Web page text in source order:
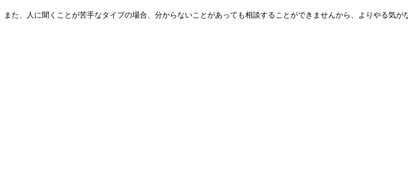
また、人に聞くことが苦手なタイプの場合、分からないことがあっても相談することができませんから、よりやる気